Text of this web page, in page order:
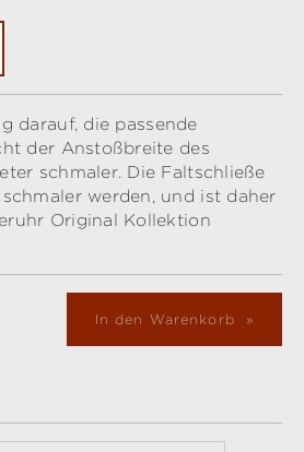
darauf, die passende
der Anstoßbreite des
schmaler. Die Faltschließe
werden, und ist daher
Original Kollektion
In den Warenkorb